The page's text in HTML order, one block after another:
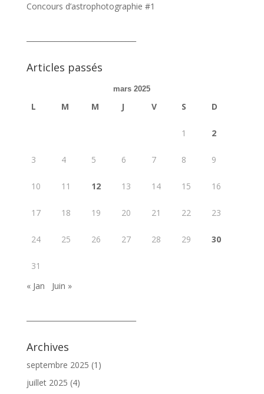
Concours d’astrophotographie #1
Articles passés
mars 2025
L M M J V S D
1 2
3 4 5 6 7 8 9
10 11 12 13 14 15 16
17 18 19 20 21 22 23
24 25 26 27 28 29 30
31
« Jan
Juin »
Archives
septembre 2025 (1)
juillet 2025 (4)